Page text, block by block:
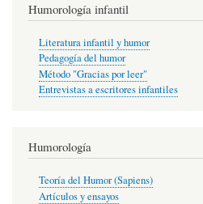
Humorología infantil
Literatura infantil y humor
Pedagogía del humor
Método "Gracias por leer"
Entrevistas a escritores infantiles
Humorología
Teoría del Humor (Sapiens)
Artículos y ensayos